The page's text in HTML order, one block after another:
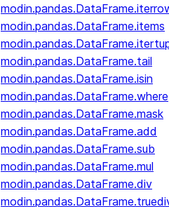
modin.pandas.DataFrame.items
modin.pandas.DataFrame.tail
modin.pandas.DataFrame.isin
modin.pandas.DataFrame.where
modin.pandas.DataFrame.mask
modin.pandas.DataFrame.add
modin.pandas.DataFrame.sub
modin.pandas.DataFrame.mul
modin.pandas.DataFrame.div